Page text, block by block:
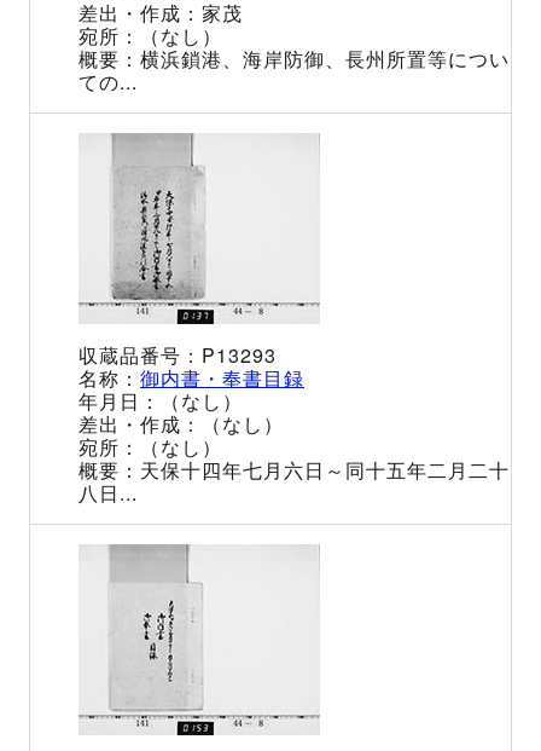
家茂
（なし）
横浜鎖港、海岸防御、長州所置等につい
ての...
P13293
御内書・奉書目録
（なし）
（なし）
（なし）
天保十四年七月六日～同十五年二月二十
八日...